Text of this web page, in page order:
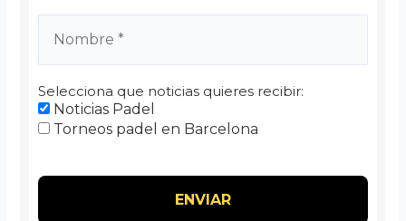
Selecciona que noticias quieres recibir:
Noticias Padel
Torneos padel en Barcelona